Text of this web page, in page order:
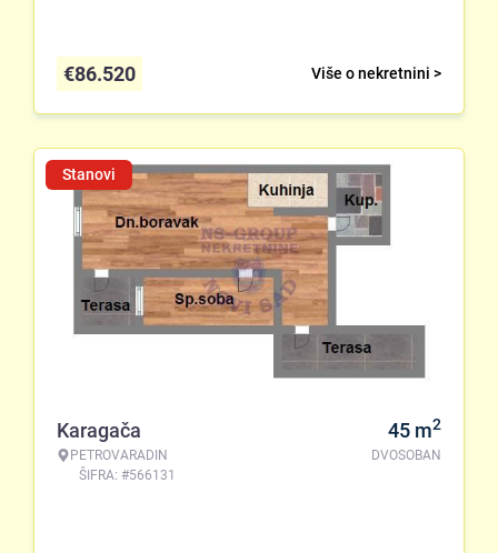
Više o nekretnini >
€86.520
Stanovi
Karagača
PETROVARADIN
ŠIFRA: #566131
45 m2
DVOSOBAN